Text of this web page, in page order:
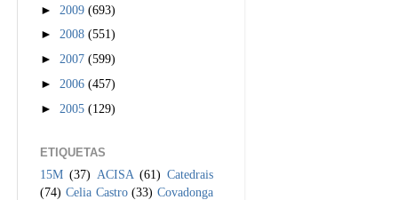
► 2009 (693)
► 2008 (551)
► 2007 (599)
► 2006 (457)
► 2005 (129)
ETIQUETAS
15M (37) ACISA (61) Catedrais
(74) Celia Castro (33) Covadonga